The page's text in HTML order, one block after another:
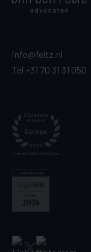
info@feltz.nl
Tel +31 70 31 31 050